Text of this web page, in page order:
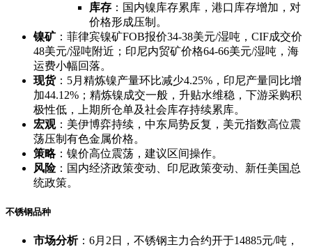
库存 ：国内镍库存累库，港口库存增加，对
价格形成压制。
镍矿：菲律宾镍矿FOB报价34-38美元/湿吨，CIF成交价
48美元/湿吨附近；印尼内贸矿价格64-66美元/湿吨，海
运费小幅回落。
现货：5月精炼镍产量环比减少4.25%，印尼产量同比增
加44.12%；精炼镍成交一般，升贴水维稳，下游采购积
极性低，上期所仓单及社会库存持续累库。
宏观：美伊博弈持续，中东局势反复，美元指数高位震
荡压制有色金属价格。
策略：镍价高位震荡，建议区间操作。
风险：国内经济政策变动、印尼政策变动、新任美国总
统政策。
不锈钢品种
市场分析：6月2日，不锈钢主力合约开于14885元/吨，